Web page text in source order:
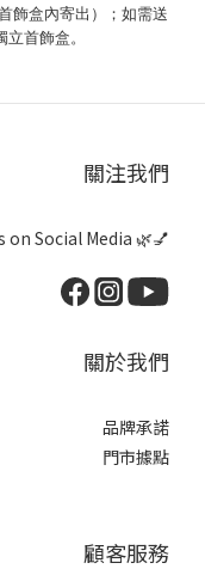
飾盒內寄出 ）；如需送
首飾盒。
關注我們
on Social Media 🌿💅
關於我們
品牌承諾
門市據點
顧客服務